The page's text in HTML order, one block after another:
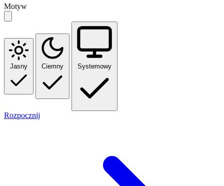
Motyw
Jasny Ciemny Systemowy
Rozpocznij